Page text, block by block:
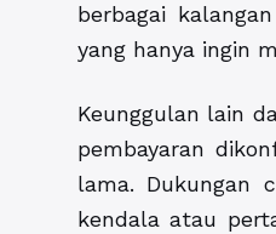
berbagai
yang hanya ingin
Keunggulan lain
pembayaran
lama. Dukungan
kendala atau